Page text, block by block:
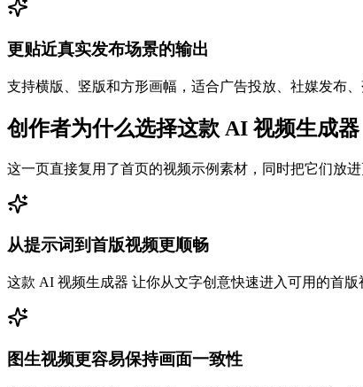
更贴近真实发布场景的输出
支持横版、竖版和方形画幅，适合广告投放、社媒发布
创作者为什么选择这款 AI 视频生成器
这一页直接复用了首页的视频示例素材，同时把它们放
从提示词到首版视频更顺畅
这款 AI 视频生成器 让你从文字创意快速进入可用的首
图生视频更容易保持画面一致性